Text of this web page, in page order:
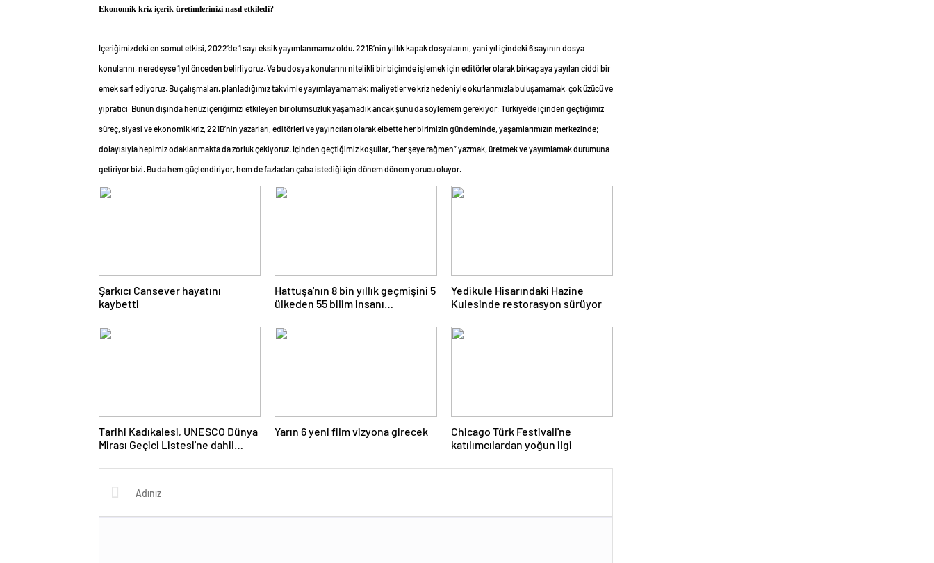
Ekonomik kriz içerik üretimlerinizi nasıl etkiledi?
İçeriğimizdeki en somut etkisi, 2022’de 1 sayı eksik yayımlanmamız oldu. 221B’nin yıllık kapak dosyalarını, yani yıl içindeki 6 sayının dosya
konularını, neredeyse 1 yıl önceden belirliyoruz. Ve bu dosya konularını nitelikli bir biçimde işlemek için editörler olarak birkaç aya yayılan ciddi bir
emek sarf ediyoruz. Bu çalışmaları, planladığımız takvimle yayımlayamamak; maliyetler ve kriz nedeniyle okurlarımızla buluşamamak, çok üzücü ve
yıpratıcı. Bunun dışında henüz içeriğimizi etkileyen bir olumsuzluk yaşamadık ancak şunu da söylemem gerekiyor: Türkiye’de içinden geçtiğimiz
süreç, siyasi ve ekonomik kriz, 221B’nin yazarları, editörleri ve yayıncıları olarak elbette her birimizin gündeminde, yaşamlarımızın merkezinde;
dolayısıyla hepimiz odaklanmakta da zorluk çekiyoruz. İçinden geçtiğimiz koşullar, “her şeye rağmen” yazmak, üretmek ve yayımlamak durumuna
getiriyor bizi. Bu da hem güçlendiriyor, hem de fazladan çaba istediği için dönem dönem yorucu oluyor.
Şarkıcı Cansever hayatını
kaybetti
Hattuşa'nın 8 bin yıllık geçmişini 5
ülkeden 55 bilim insanı
Yedikule Hisarındaki Hazine
Kulesinde restorasyon sürüyor
Tarihi Kadıkalesi, UNESCO Dünya
Mirası Geçici Listesi'ne dahil
Yarın 6 yeni film vizyona girecek
Chicago Türk Festivali'ne
katılımcılardan yoğun ilgi